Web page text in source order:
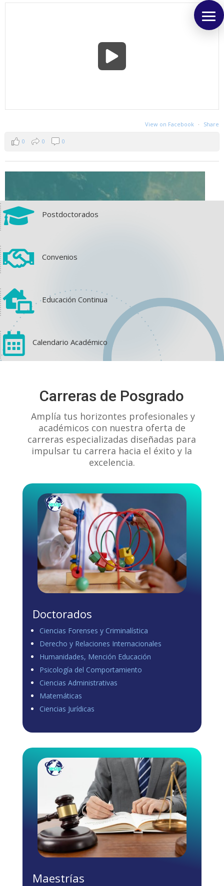
View on Facebook · Share
0 0 0
1 0
Load more
 Postdoctorados
 Convenios
 Educación Continua
 Calendario Académico
Carreras de Posgrado
Amplía tus horizontes profesionales y
académicos con nuestra oferta de
carreras especializadas diseñadas para
impulsar tu carrera hacia el éxito y la
excelencia.
Doctorados
Ciencias Forenses y Criminalística
Derecho y Relaciones Internacionales
Humanidades, Mención Educación
Psicología del Comportamiento
Ciencias Administrativas
Matemáticas
Ciencias Jurídicas
Maestrías